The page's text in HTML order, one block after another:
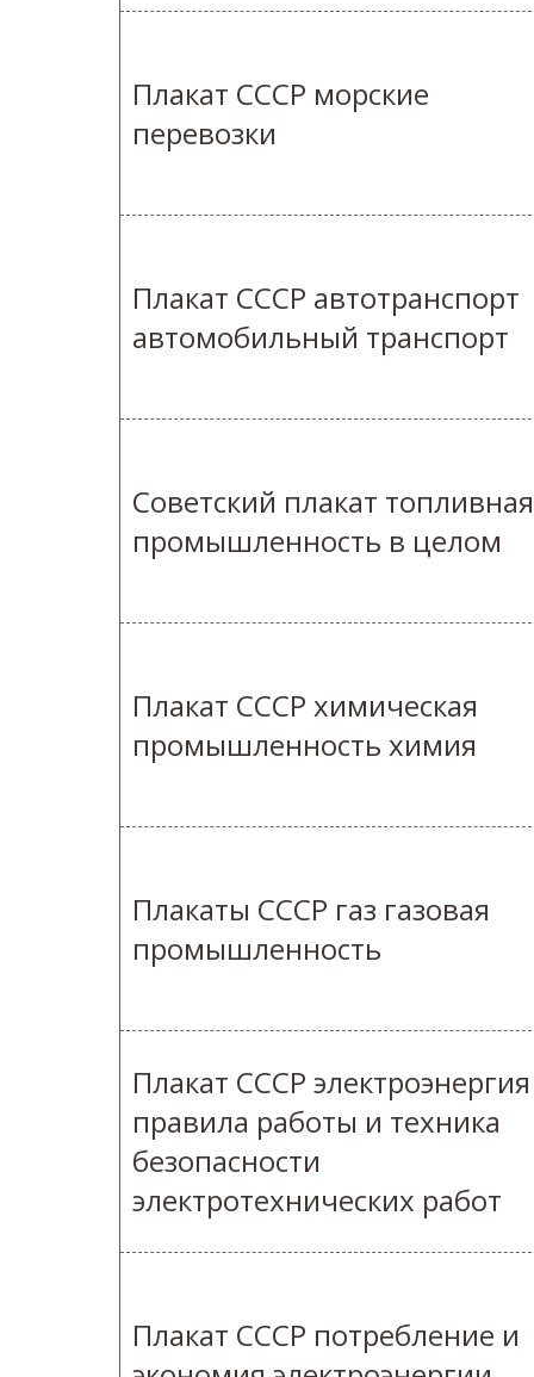
Плакат СССР морские
перевозки
Плакат СССР автотранспорт
автомобильный транспорт
Советский плакат топливная
промышленность в целом
Плакат СССР химическая
промышленность химия
Плакаты СССР газ газовая
промышленность
Плакат СССР электроэнергия
правила работы и техника
безопасности
электротехнических работ
Плакат СССР потребление и